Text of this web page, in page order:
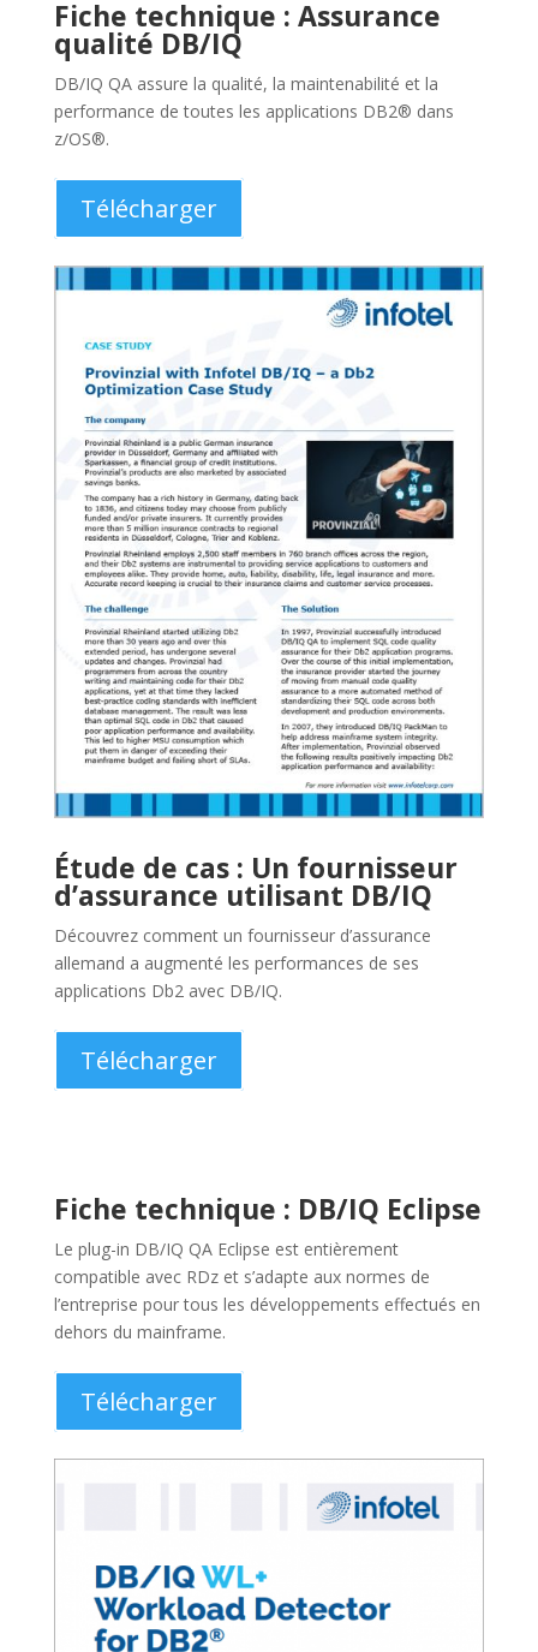
Fiche technique : Assurance
qualité DB/IQ
DB/IQ QA assure la qualité, la maintenabilité et la
performance de toutes les applications DB2® dans
z/OS®.
Télécharger
Étude de cas : Un fournisseur
d’assurance utilisant DB/IQ
allemand a augmenté les performances de ses
applications Db2 avec DB/IQ.